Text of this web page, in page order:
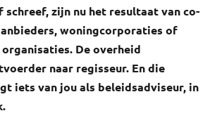
zijn nu het resultaat van co-
woningcorporaties of
De overheid
naar regisseur. En die
iets van jou als beleidsadviseur, in